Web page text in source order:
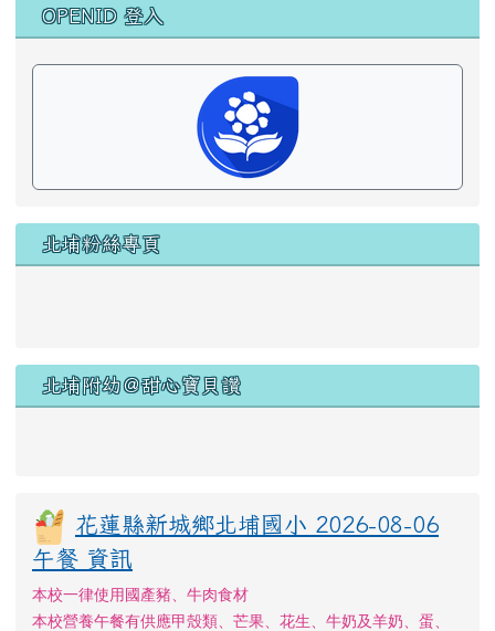
左邊區域內容
OPENID 登入
北埔粉絲專頁
北埔附幼＠甜心寶貝讚
花蓮縣新城鄉北埔國小 2026-08-06
午餐 資訊
本校一律使用國產豬、牛肉食材
本校營養午餐有供應甲殼類、芒果、花生、牛奶及羊奶、蛋、